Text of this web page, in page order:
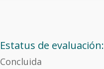
Estatus de evaluación:
Concluida